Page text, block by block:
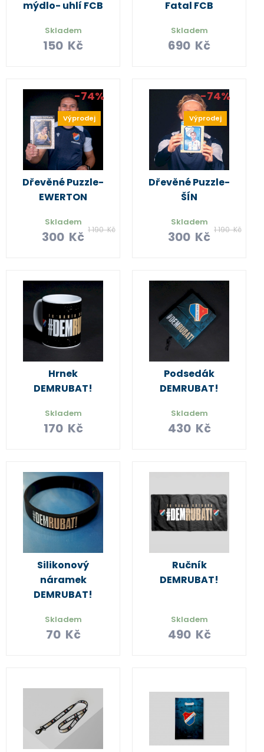
mýdlo- uhlí FCB
Skladem
150 Kč
Fatal FCB
Skladem
690 Kč
-74%
Výprodej
Dřevěné Puzzle-
EWERTON
Skladem
300 Kč 1 190Kč
-74%
Výprodej
Dřevěné Puzzle-
ŠÍN
Skladem
300 Kč 1 190Kč
Hrnek
DEMRUBAT!
Skladem
170 Kč
Podsedák
DEMRUBAT!
Skladem
430 Kč
Silikonový
náramek
DEMRUBAT!
Skladem
70 Kč
Ručník
DEMRUBAT!
Skladem
490 Kč